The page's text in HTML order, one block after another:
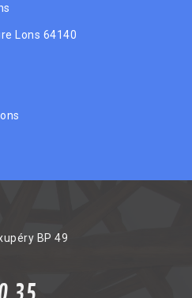
Lons 64140
BP 49